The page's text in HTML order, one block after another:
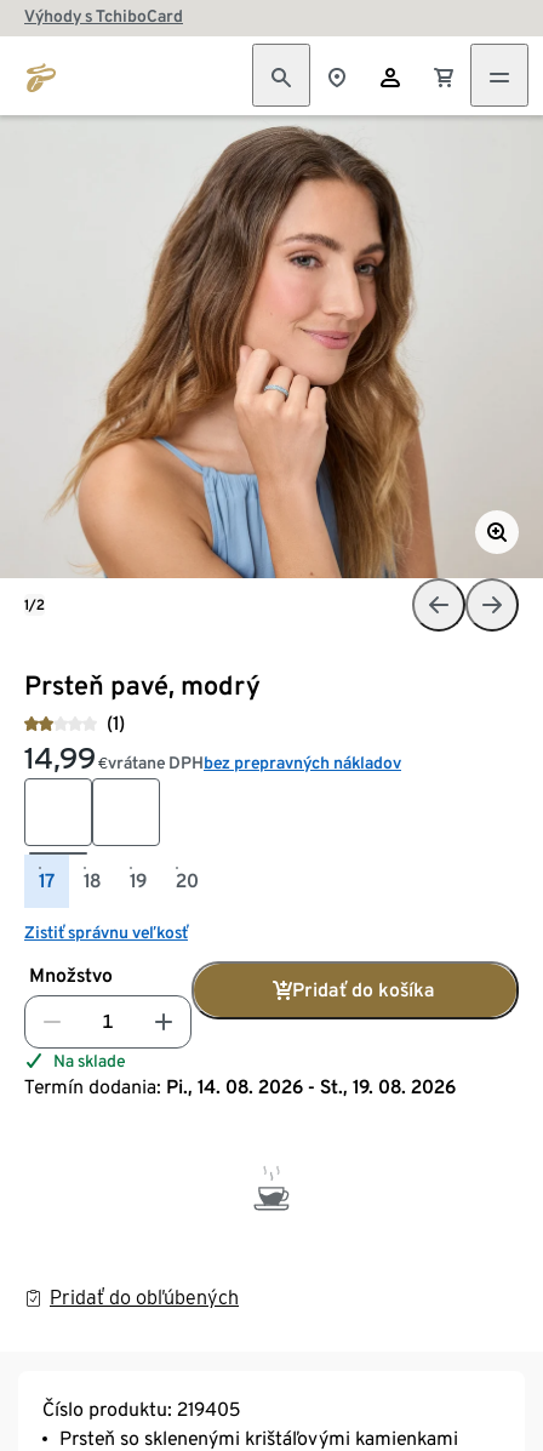
Výhody s TchiboCard
Prsteň pavé, modrý
(1)
14,99 €vrátane DPHbez prepravných nákladov
17 18 19 20
Zistiť správnu veľkosť
Množstvo
Pridať do košíka
Na sklade
Termín dodania: Pi., 14. 08. 2026 - St., 19. 08. 2026
Pridať do obľúbených
1/2
Číslo produktu: 219405
Prsteň so sklenenými krištáľovými kamienkami